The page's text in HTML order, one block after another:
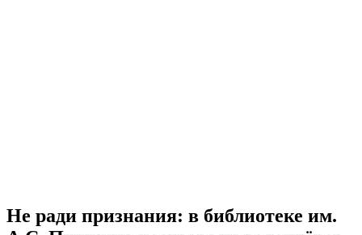
Не ради признания: в библиотеке им.